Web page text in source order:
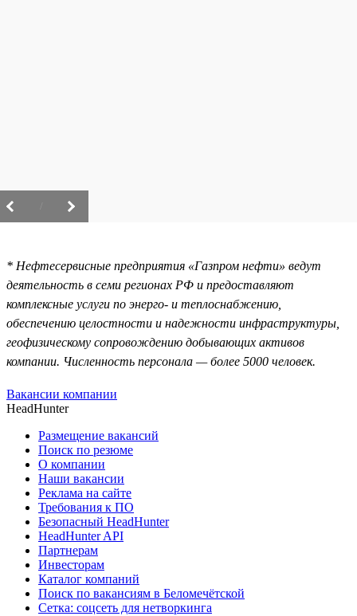
* Нефтесервисные предприятия «Газпром нефти» ведут
деятельность в семи регионах РФ и предоставляют
комплексные услуги по энерго- и теплоснабжению,
обеспечению целостности и надежности инфраструктуры,
геофизическому сопровождению добывающих активов
компании. Численность персонала — более 5000 человек.
Вакансии компании
HeadHunter
Размещение вакансий
Поиск по резюме
О компании
Наши вакансии
Реклама на сайте
Требования к ПО
Безопасный HeadHunter
HeadHunter API
Партнерам
Инвесторам
Каталог компаний
Поиск по вакансиям в Беломечётской
Сетка: соцсеть для нетворкинга